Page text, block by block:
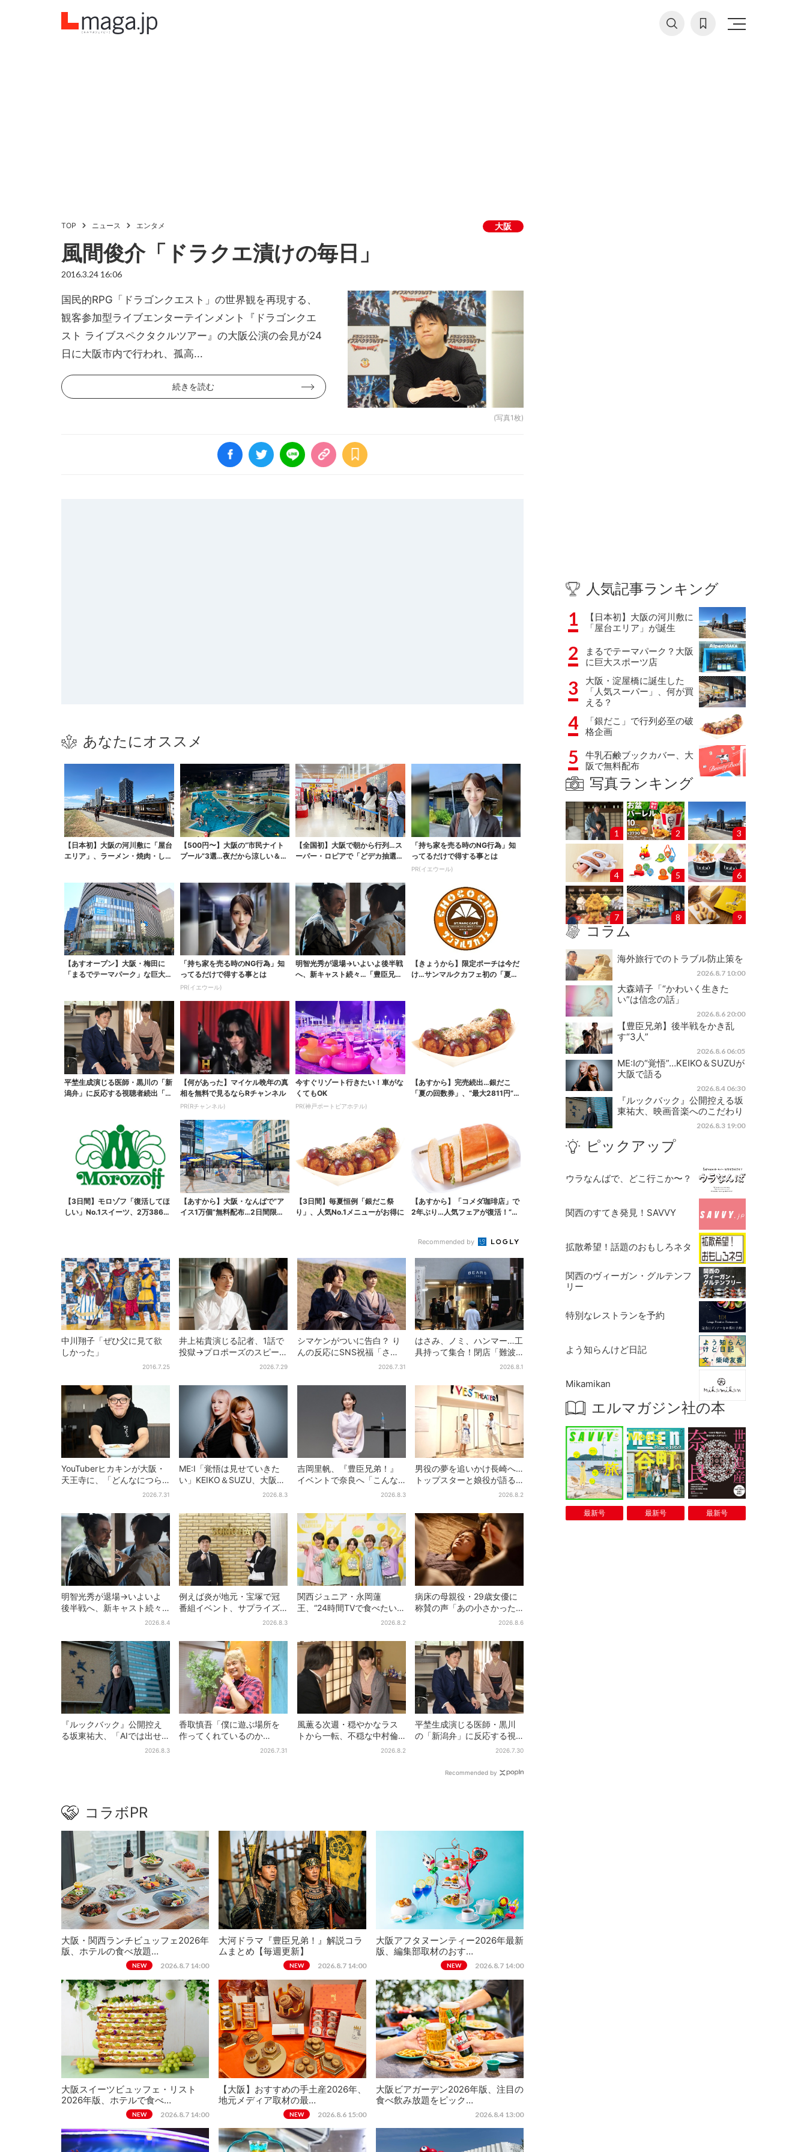
TOP ニュース エンタメ 大阪
風間俊介「ドラクエ漬けの毎日」
2016.3.24 16:06
(写真1枚)
国民的RPG「ドラゴンクエスト」の世界観を再現する、
観客参加型ライブエンターテインメント『ドラゴンクエ
スト ライブスペクタクルツアー』の大阪公演の会見が24
日に大阪市内で行われ、孤高...
続きを読む
あなたにオススメ
【日本初】大阪の河川敷に「屋台
エリア」、ラーメン・焼肉・しゃ
【500円〜】大阪の“市民ナイト
プール”3選…夜だから涼しい＆コ
【全国初】大阪で朝から行列…ス
ーパー・ロピアで「どデカ抽選
「持ち家を売る時のNG行為」知
ってるだけで得する事とは
PR(イエウール)
【あすオープン】大阪・梅田に
「まるでテーマパーク」な巨大ス
「持ち家を売る時のNG行為」知
ってるだけで得する事とは
PR(イエウール)
明智光秀が退場→いよいよ後半戦
へ、新キャスト続々…「豊臣兄
【きょうから】限定ポーチは今だ
け…サンマルクカフェ初の「夏福
平埜生成演じる医師・黒川の「新
潟弁」に反応する視聴者続出「グ
【何があった】マイケル晩年の真
相を無料で見るならRチャンネル
PR(Rチャンネル)
今すぐリゾート行きたい！車がな
くてもOK
PR(神戸ポートピアホテル)
【あすから】完売続出…銀だこ
「夏の回数券」、“最大2811円”お
【3日間】モロゾフ「復活してほ
しい」No.1スイーツ、2万3865
【あすから】大阪・なんばで“ア
イス1万個”無料配布…2日間限定
【3日間】毎夏恒例「銀だこ祭
り」、人気No.1メニューがお得に
【あすから】「コメダ珈琲店」で
2年ぶり…人気フェアが復活！“ハ
Recommended by
中川翔子「ぜひ父に見て欲
しかった」
2016.7.25
井上祐貴演じる記者、1話で
投獄→プロポーズのスピー
ド感に視聴者驚き「横沢さ
2026.7.29
シマケンがついに告白？ り
んの反応にSNS祝福「さす
がに伝わったよね？」2026.7.31
はさみ、ノミ、ハンマー…工
具持って集合！閉店「難波
ベアーズ」最終日400人超…
い」
2026.8.1
YouTuberヒカキンが大阪・
天王寺に、「どんなにつら
い時でも…」ラーメン愛＆兄
2026.7.31
ME:I「覚悟は見せていきた
い」KEIKO＆SUZU、大阪で
語る…“日プ女子”からの3年
2026.8.3
吉岡里帆、『豊臣兄弟！』
イベントで奈良へ「こんな
に楽しんでもらえてうれし
2026.8.3
男役の夢を追いかけ長崎へ…
トップスターと娘役が語る
「ハウステンボス歌劇団」
2026.8.2
明智光秀が退場→いよいよ
後半戦へ、新キャスト続々…
「豊臣兄弟！」振り返り＆
2026.8.4
例えば炎が地元・宝塚で冠
番組イベント、サプライズ
に会場騒然「まさか本人が
2026.8.3
関西ジュニア・永岡蓮
王、“24時間TVで食べたい差
し入れ”は？「キッチンカー
2026.8.2
病床の母親役・29歳女優に
称賛の声「あの小さかった
加恋ちゃんが…」朝ドラ視聴
2026.8.6
『ルックバック』公開控え
る坂東祐大、「AIでは出せ
ない質感がある」映画音楽
2026.8.3
香取慎吾「僕に遊ぶ場所を
作ってくれているのか
も」、異色バラエティ『し
2026.7.31
風薫る次週・穏やかなラス
トから一転、不穏な中村倫
也の登場に視聴者期待「い
2026.8.2
平埜生成演じる医師・黒川
の「新潟弁」に反応する視
聴者続出「グッときた」2026.7.30
Recommended by
コラボPR
大阪・関西ランチビュッフェ2026年
版、ホテルの食べ放題…
NEW 2026.8.7 14:00
大河ドラマ『豊臣兄弟！』解説コラ
ムまとめ【毎週更新】
NEW 2026.8.7 14:00
大阪アフタヌーンティー2026年最新
版、編集部取材のおす…
NEW 2026.8.7 14:00
大阪スイーツビュッフェ・リスト
2026年版、ホテルで食べ…
NEW 2026.8.7 14:00
【大阪】おすすめの手土産2026年、
地元メディア取材の最…
NEW 2026.8.6 15:00
大阪ビアガーデン2026年版、注目の
食べ飲み放題をピック…
2026.8.4 13:00
人気記事ランキング
1
【日本初】大阪の河川敷に
「屋台エリア」が誕生
2
まるでテーマパーク？大阪
に巨大スポーツ店
3
大阪・淀屋橋に誕生した
「人気スーパー」、何が買
える？
4
「銀だこ」で行列必至の破
格企画
5
牛乳石鹸ブックカバー、大
阪で無料配布
写真ランキング
1 2 3
4 5 6
7 8 9
コラム
海外旅行でのトラブル防止策を
2026.8.7 10:00
大森靖子「“かわいく生きた
い”は信念の話」
2026.8.6 20:00
【豊臣兄弟】後半戦をかき乱
す“3人”
2026.8.6 06:05
ME:Iの“覚悟”…KEIKO＆SUZUが
大阪で語る
2026.8.4 06:30
『ルックバック』公開控える坂
東祐大、映画音楽へのこだわり
2026.8.3 19:00
ピックアップ
ウラなんばで、どこ行こか〜？
関西のすてき発見！SAVVY
拡散希望！話題のおもしろネタ
関西のヴィーガン・グルテンフ
リー
特別なレストランを予約
よう知らんけど日記
Mikamikan
エルマガジン社の本
最新号 最新号 最新号